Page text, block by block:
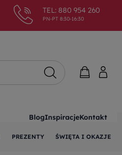
TEL: 880 954 260
PN-PT 8:30-16:30
BlogInspiracjeKontakt
PREZENTY ŚWIĘTA I OKAZJE